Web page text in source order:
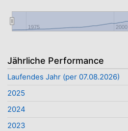
1975 2000
Jährliche Performance
Laufendes Jahr (per 07.08.2026)
2025
2024
2023